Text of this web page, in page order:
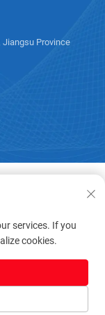
Jiangsu Province
CO.,LTD. Sva prava
services. If you
cookies.